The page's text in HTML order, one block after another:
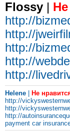
Flossy
http://
http://
http://
http://
http://
Helene | Не
http://
http://
http://
payment car